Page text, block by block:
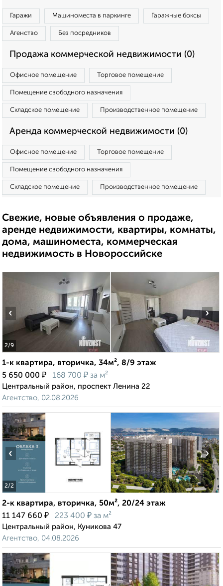
Гаражи Машиноместа в паркинге Гаражные боксы
Агенство Без посредников
Продажа коммерческой недвижимости (0)
Офисное помещение Торговое помещение
Помещение свободного назначения
Складское помещение Производственное помещение
Аренда коммерческой недвижимости (0)
Офисное помещение Торговое помещение
Помещение свободного назначения
Складское помещение Производственное помещение
Свежие, новые объявления о продаже,
аренде недвижимости, квартиры, комнаты,
дома, машиноместа, коммерческая
недвижимость в Новороссийске
2/9
‹ ›
1-к квартира, вторичка, 34м², 8/9 этаж
5 650 000 ₽ 168 700 ₽ за м²
Центральный район, проспект Ленина 22
Агентство, 02.08.2026
2/2
‹ ›
2-к квартира, вторичка, 50м², 20/24 этаж
11 147 660 ₽ 223 400 ₽ за м²
Центральный район, Куникова 47
Агентство, 04.08.2026